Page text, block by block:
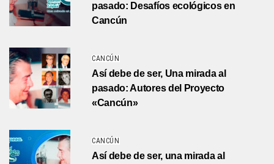
pasado: Desafíos ecológicos en
Cancún
CANCÚN
Así debe de ser, Una mirada al
pasado: Autores del Proyecto
«Cancún»
CANCÚN
Así debe de ser, una mirada al